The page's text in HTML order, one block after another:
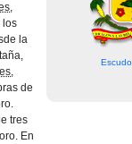
,
los
la
,
de
tres
En